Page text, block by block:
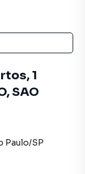
1
SAO
Paulo/SP